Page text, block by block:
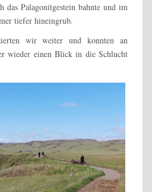
das Palagonitgestein bahnte und im
tiefer hineingrub.
wir weiter und konnten an
wieder einen Blick in die Schlucht